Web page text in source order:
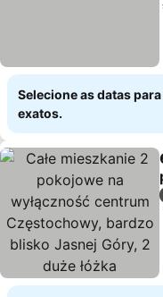
Selecione as datas
exatos.